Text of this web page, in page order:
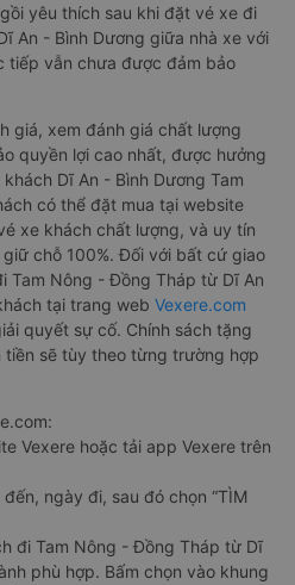
yêu thích sau khi đặt vé xe đi
An - Bình Dương giữa nhà xe với
tiếp vẫn chưa được đảm bảo
giá, xem đánh giá chất lượng
quyền lợi cao nhất, được hưởng
Dĩ An - Bình Dương Tam
có thể đặt mua tại website
xe khách chất lượng, và uy tín
chỗ 100%. Đối với bất cứ giao
Tam Nông - Đồng Tháp từ Dĩ An
tại trang web Vexere.com
quyết sự cố. Chính sách tặng
tiền sẽ tùy theo từng trường hợp
Vexere hoặc tải app Vexere trên
ngày đi, sau đó chọn “TÌM
đi Tam Nông - Đồng Tháp từ Dĩ
phù hợp. Bấm chọn vào khung